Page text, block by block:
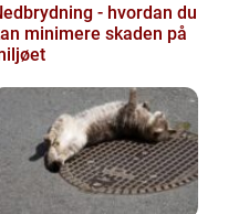
- hvordan du
minimere skaden på